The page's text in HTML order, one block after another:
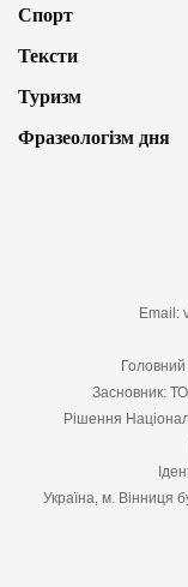
Спорт
Тексти
Туризм
Фразеологізм дня
Email:
Засновник:
Рішення
Україна, м. Вінниця